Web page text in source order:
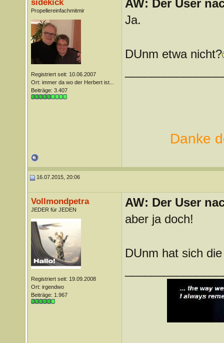
sidekick
Propellereinfachmitmir
Registriert seit: 10.06.2007
Ort: immer da wo der Herbert ist...
Beiträge: 3.407
AW: Der User
Ja.
DUnm etwa nicht?
Danke
16.07.2015, 20:06
Vollmondpetra
JEDER für JEDEN
Registriert seit: 19.09.2008
Ort: irgendwo
Beiträge: 1.967
AW: Der User
aber ja doch!
DUnm hat sich